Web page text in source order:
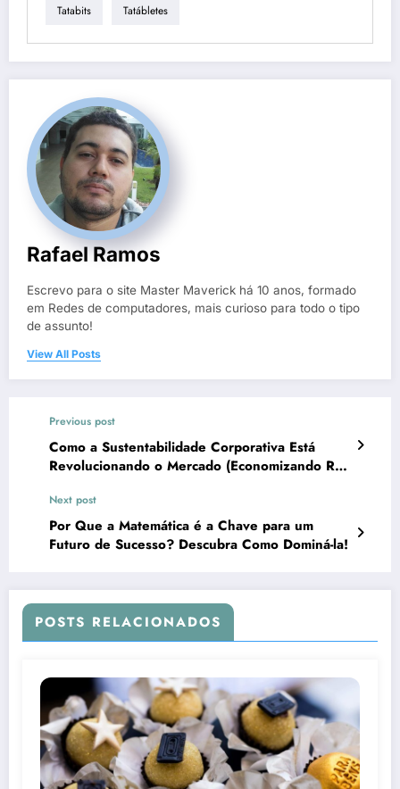
Tatabits Tatábletes
Rafael Ramos
Escrevo para o site Master Maverick há 10 anos, formado
em Redes de computadores, mais curioso para todo o tipo
de assunto!
View All Posts
Previous post
Como a Sustentabilidade Corporativa Está
Revolucionando o Mercado (Economizando R$
Next post
Por Que a Matemática é a Chave para um
Futuro de Sucesso? Descubra Como Dominá-la!
POSTS RELACIONADOS